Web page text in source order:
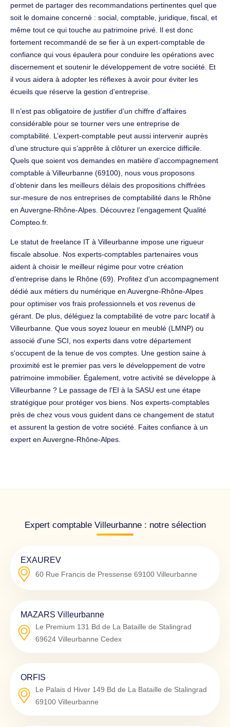
permet de partager des recommandations pertinentes quel que
soit le domaine concerné : social, comptable, juridique, fiscal, et
même tout ce qui touche au patrimoine privé. Il est donc
fortement recommandé de se fier à un expert-comptable de
confiance qui vous épaulera pour conduire les opérations avec
discernement et soutenir le développement de votre société. Et
il vous aidera à adopter les réflexes à avoir pour éviter les
écueils que réserve la gestion d’entreprise.
Il n’est pas obligatoire de justifier d’un chiffre d’affaires
considérable pour se tourner vers une entreprise de
comptabilité. L’expert-comptable peut aussi intervenir auprès
d’une structure qui s’apprête à clôturer un exercice difficile.
Quels que soient vos demandes en matière d’accompagnement
comptable à Villeurbanne (69100), nous vous proposons
d’obtenir dans les meilleurs délais des propositions chiffrées
sur-mesure de nos entreprises de comptabilité dans le Rhône
en Auvergne-Rhône-Alpes. Découvrez l’engagement Qualité
Compteo.fr.
Le statut de freelance IT à Villeurbanne impose une rigueur
fiscale absolue. Nos experts-comptables partenaires vous
aident à choisir le meilleur régime pour votre création
d'entreprise dans le Rhône (69). Profitez d'un accompagnement
dédié aux métiers du numérique en Auvergne-Rhône-Alpes
pour optimiser vos frais professionnels et vos revenus de
gérant. De plus, déléguez la comptabilité de votre parc locatif à
Villeurbanne. Que vous soyez loueur en meublé (LMNP) ou
associé d'une SCI, nos experts dans votre département
s'occupent de la tenue de vos comptes. Une gestion saine à
proximité est le premier pas vers le développement de votre
patrimoine immobilier. Également, votre activité se développe à
Villeurbanne ? Le passage de l'EI à la SASU est une étape
stratégique pour protéger vos biens. Nos experts-comptables
près de chez vous vous guident dans ce changement de statut
et assurent la gestion de votre société. Faites confiance à un
expert en Auvergne-Rhône-Alpes.
Expert comptable Villeurbanne : notre sélection
EXAUREV
60 Rue Francis de Pressense 69100 Villeurbanne
MAZARS Villeurbanne
Le Premium 131 Bd de La Bataille de Stalingrad
69624 Villeurbanne Cedex
ORFIS
Le Palais d Hiver 149 Bd de La Bataille de Stalingrad
69100 Villeurbanne